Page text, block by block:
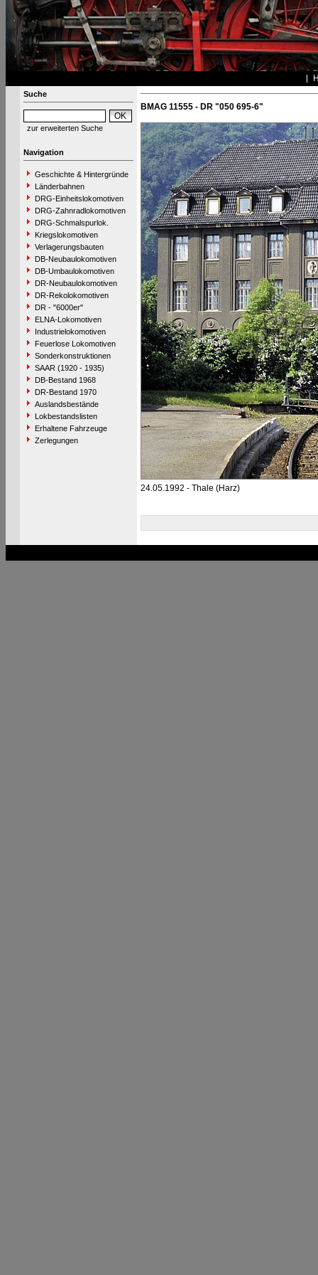
Suche
zur erweiterten Suche
Navigation
Geschichte & Hintergründe
Länderbahnen
DRG-Einheitslokomotiven
DRG-Zahnradlokomotiven
DRG-Schmalspurlok.
Kriegslokomotiven
Verlagerungsbauten
DB-Neubaulokomotiven
DB-Umbaulokomotiven
DR-Neubaulokomotiven
DR-Rekolokomotiven
DR - "6000er"
ELNA-Lokomotiven
Industrielokomotiven
Feuerlose Lokomotiven
Sonderkonstruktionen
SAAR (1920 - 1935)
DB-Bestand 1968
DR-Bestand 1970
Auslandsbestände
Lokbestandslisten
Erhaltene Fahrzeuge
Zerlegungen
BMAG 11555 - DR "050 695-6"
24.05.1992 - Thale (Harz)